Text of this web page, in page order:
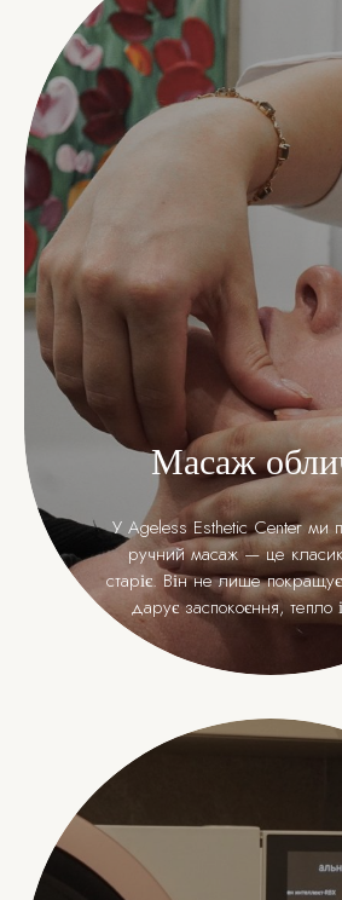
Масаж
У Ageless Esthetic Center ми
ручний масаж — це
старіє. Він не лише
дарує заспокоєння, тепло